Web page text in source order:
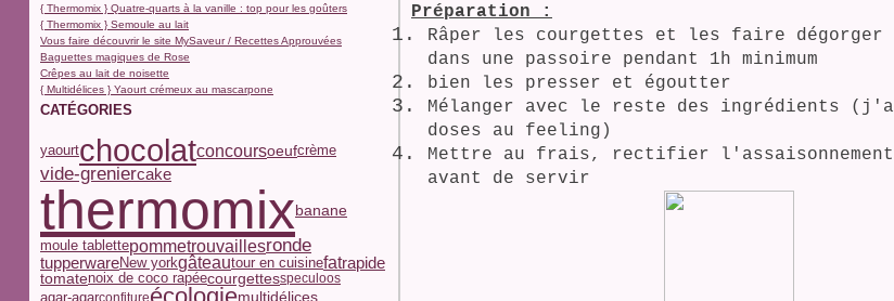
{ Thermomix } Quatre-quarts à la vanille : top pour les goûters
{ Thermomix } Semoule au lait
Vous faire découvrir le site MySaveur / Recettes Approuvées
Baguettes magiques de Rose
Crêpes au lait de noisette
{ Multidélices } Yaourt crémeux au mascarpone
CATÉGORIES
yaourtchocolatconcoursoeufcrème
vide-greniercake
thermomixbanane
moule tablettepommetrouvaillesronde
tupperwareNew yorkgâteautour en cuisinefatrapide
tomatenoix de coco rapéecourgettesspeculoos
agar-agarconfiture multidélices
Préparation :
Râper les courgettes et les faire dégorger
dans une passoire pendant 1h minimum
bien les presser et égoutter
Mélanger avec le reste des ingrédients
doses au feeling)
Mettre au frais, rectifier l'assaisonnement
avant de servir